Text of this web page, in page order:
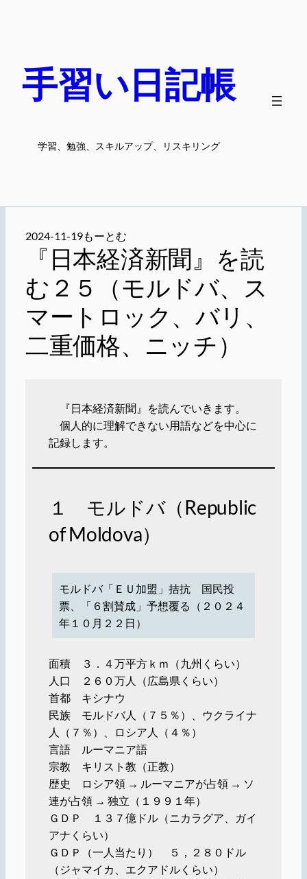
手習い日記帳
学習、勉強、スキルアップ、リスキリング
2024-11-19もーとむ
『日本経済新聞』を読
む２５（モルドバ、ス
マートロック、バリ、
二重価格、ニッチ）
『日本経済新聞』を読んでいきます。
個人的に理解できない用語などを中心に
記録します。
１ モルドバ（Republic
of Moldova）
モルドバ「ＥＵ加盟」拮抗 国民投
票、「６割賛成」予想覆る（２０２４
年１０月２２日）
面積 ３．４万平方ｋｍ（九州くらい）
人口 ２６０万人（広島県くらい）
首都 キシナウ
民族 モルドバ人（７５％）、ウクライナ
人（７％）、ロシア人（４％）
言語 ルーマニア語
宗教 キリスト教（正教）
歴史 ロシア領 → ルーマニアが占領 → ソ
連が占領 → 独立（１９９１年）
ＧＤＰ １３７億ドル（ニカラグア、ガイ
アナくらい）
ＧＤＰ（一人当たり） ５，２８０ドル
（ジャマイカ、エクアドルくらい）